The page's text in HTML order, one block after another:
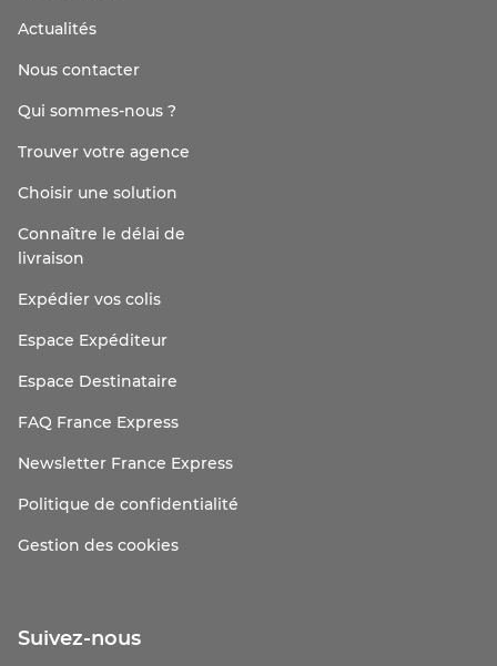
Actualités
Nous contacter
Qui sommes-nous ?
Trouver votre agence
Choisir une solution
Connaître le délai de
livraison
Expédier vos colis
Espace Expéditeur
Espace Destinataire
FAQ France Express
Newsletter France Express
Politique de confidentialité
Gestion des cookies
Suivez-nous